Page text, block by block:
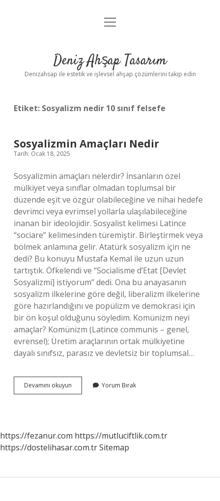
Anasayfa
Yasal Uyarı
menüyü
Deniz Ahşap Tasarım
Denizahsap ile estetik ve işlevsel ahşap çözümlerini takip edin
Etiket: Sosyalizm nedir 10 sınıf felsefe
Sosyalizmin Amaçları Nedir
Tarih: Ocak 18, 2025
Sosyalizmin amaçları nelerdir? İnsanların özel
mülkiyet veya sınıflar olmadan toplumsal bir
düzende eşit ve özgür olabileceğine ve nihai hedefe
devrimci veya evrimsel yollarla ulaşılabileceğine
inanan bir ideolojidir. Sosyalist kelimesi Latince
“sociare” kelimesinden türemiştir. Birleştirmek veya
bölmek anlamına gelir. Atatürk sosyalizm için ne
dedi? Bu konuyu Mustafa Kemal ile uzun uzun
tartıştık. Öfkelendi ve “Socialisme d’Etat [Devlet
Sosyalizmi] istiyorum” dedi. Ona bu anayasanın
sosyalizm ilkelerine göre değil, liberalizm ilkelerine
göre hazırlandığını ve popülizm ve demokrasi için
bir ön koşul olduğunu söyledim. Komünizm neyi
amaçlar? Komünizm (Latince communis – genel,
evrensel); Üretim araçlarının ortak mülkiyetine
dayalı sınıfsız, parasız ve devletsiz bir toplumsal…
Devamını okuyun Sosyalizmin
Amaçları
Yorum Bırak
https://fezanur.com https://mutluciftlik.com.tr
https://dostelihasar.com.trSitemap